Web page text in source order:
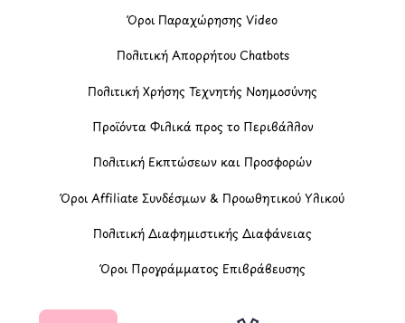
Όροι Παραχώρησης Video
Πολιτική Απορρήτου Chatbots
Πολιτική Χρήσης Τεχνητής Νοημοσύνης
Προϊόντα Φιλικά προς το Περιβάλλον
Πολιτική Εκπτώσεων και Προσφορών
Όροι Affiliate Συνδέσμων & Προωθητικού Υλικού
Πολιτική Διαφημιστικής Διαφάνειας
Όροι Προγράμματος Επιβράβευσης